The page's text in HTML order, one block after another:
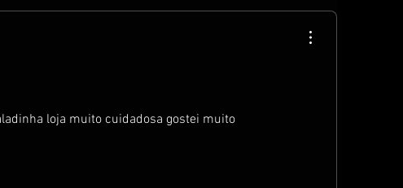
loja muito cuidadosa gostei muito